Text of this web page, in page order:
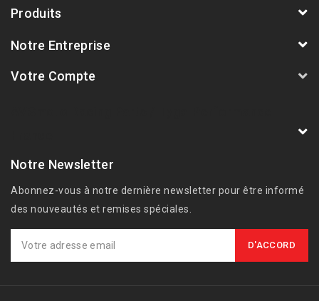
Produits
Notre Entreprise
Votre Compte
Notre Newsletter
Abonnez-vous à notre dernière newsletter pour être informé
des nouveautés et remises spéciales.